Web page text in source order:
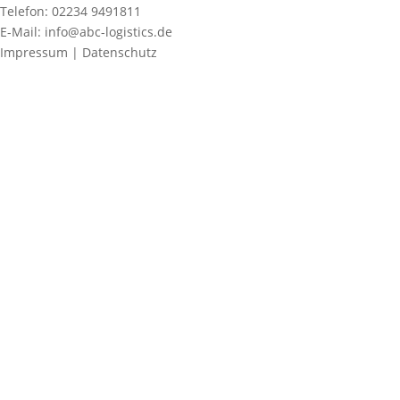
Telefon: 02234 9491811
E-Mail: info@abc-logistics.de
Impressum | Datenschutz